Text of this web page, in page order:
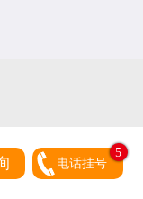
电话挂号
5